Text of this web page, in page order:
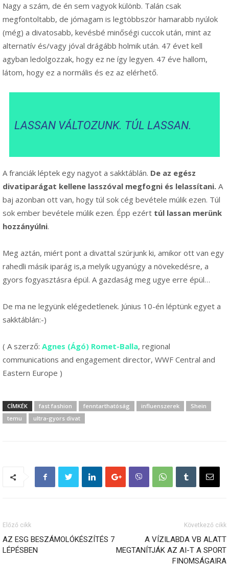
Nagy a szám, de én sem vagyok különb. Talán csak
megfontoltabb, de jómagam is legtöbbször hamarabb nyúlok
(még) a divatosabb, kevésbé minőségi cuccok után, mint az
alternatív és/vagy jóval drágább holmik után. 47 évet kell
agyban ledolgozzak, hogy ez ne így legyen. 47 éve hallom,
látom, hogy ez a normális és ez az elérhető.
LASSAN VÁLTOZUNK. TÚL LASSAN.
A franciák léptek egy nagyot a sakktáblán. De az egész
divatiparágat kellene lasszóval megfogni és lelassítani. A
baj azonban ott van, hogy túl sok cég bevétele múlik ezen. Túl
sok ember bevétele múlik ezen. Épp ezért túl lassan merünk
hozzányúlni.
Meg aztán, miért pont a divattal szúrjunk ki, amikor ott van egy
rahedli másik iparág is,a melyik ugyanúgy a növekedésre, a
gyors fogyasztásra épül. A gazdaság meg ugye erre épül…
De ma ne legyünk elégedetlenek. Június 10-én léptünk egyet a
sakktáblán:-)
( A szerző: Agnes (Ágó) Romet-Balla, regional
communications and engagement director, WWF Central and
Eastern Europe )
CÍMKÉK fast fashion fenntarthatóság influenszerek
Shein
temu
ultra‑gyors divat
Előző cikk
AZ ESG BESZÁMOLÓKÉSZÍTÉS 7
LÉPÉSBEN
Következő cikk
A VÍZILABDA VB ALATT
MEGTANÍTJÁK AZ AI-T A SPORT
FINOMSÁGAIRA